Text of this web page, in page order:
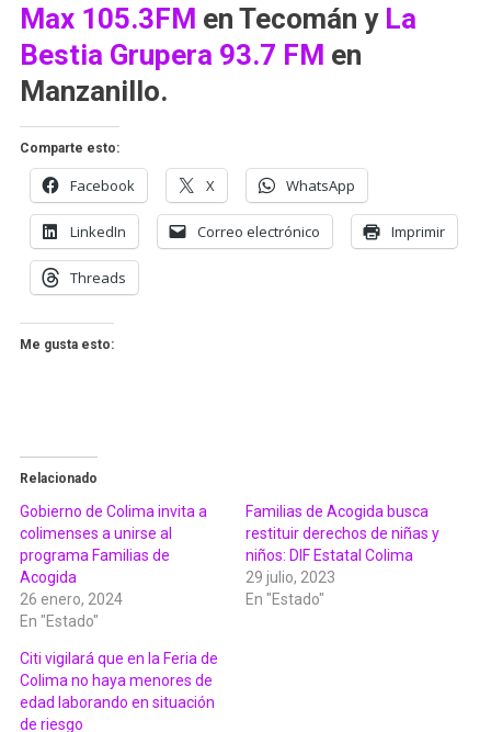
Max 105.3FM en Tecomán y La
Bestia Grupera 93.7 FM en
Manzanillo.
Comparte esto:
Facebook X WhatsApp
LinkedIn Correo electrónico Imprimir
Threads
Me gusta esto:
Relacionado
Gobierno de Colima invita a
colimenses a unirse al
programa Familias de
Acogida
26 enero, 2024
En "Estado"
Familias de Acogida busca
restituir derechos de niñas y
niños: DIF Estatal Colima
29 julio, 2023
En "Estado"
Citi vigilará que en la Feria de
Colima no haya menores de
edad laborando en situación
de riesgo